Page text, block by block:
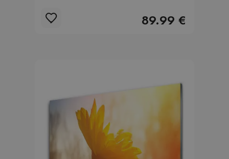
89.99 €